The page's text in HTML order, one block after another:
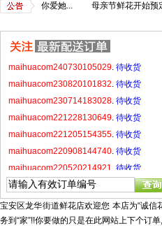
妈妈你爱她... 母亲节鲜花开始预定,现
maihuacom260110161812
maihuacom240730105029
maihuacom230820101832. 待收货
maihuacom230714183028. 待收货
maihuacom221228130649. 待收货
maihuacom221205154355. 待收货
maihuacom220908144740. 待收货
maihuacom220520214921. 待收货
maihuacom220429171531
待收货
maihuacom220423215924.待收货
宝安区龙华街道鲜花店欢迎您 本店为“诚
务到“家”!!你要做的只是在此网站上下个订